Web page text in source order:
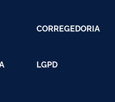
CORREGEDORIA
LGPD